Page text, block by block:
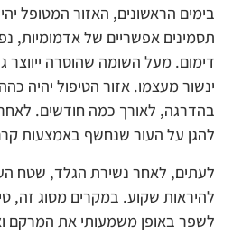
בימים הראשונים, האזור המטופל
תסמינים אפשריים של אדמומיות,
דימום. מעל השומה שהוסרה
ינשור מעצמו. אזור הטיפול יהיה
בהדרגה, לאורך כמה חודשים.
להגן על העור שנחשף באמצעות
לעתים, לאחר נשירת הגלד, שטח
להיראות שקוע. במקרים מסוג זה,
לשפר באופן משמעותי את המרקם